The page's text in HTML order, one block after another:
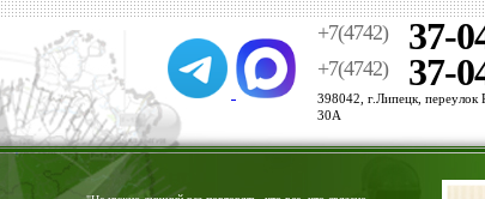
+7(4742) 37-
+7(4742) 37-
398042, г.Липецк, переулок
30А